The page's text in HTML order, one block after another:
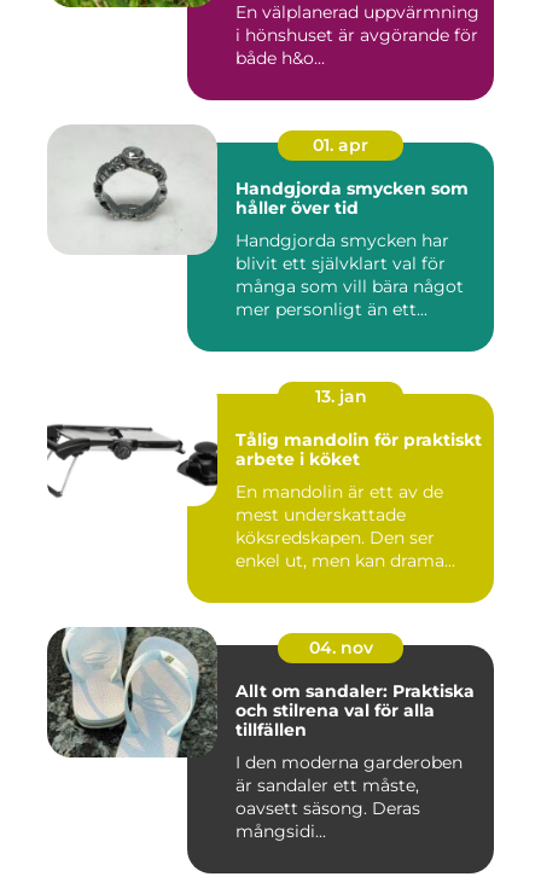
En välplanerad uppvärmning
i hönshuset är avgörande för
både h&o...
01. apr
Handgjorda smycken som
håller över tid
Handgjorda smycken har
blivit ett självklart val för
många som vill bära något
mer personligt än ett...
13. jan
Tålig mandolin för praktiskt
arbete i köket
En mandolin är ett av de
mest underskattade
köksredskapen. Den ser
enkel ut, men kan drama...
04. nov
Allt om sandaler: Praktiska
och stilrena val för alla
tillfällen
I den moderna garderoben
är sandaler ett måste,
oavsett säsong. Deras
mångsidi...